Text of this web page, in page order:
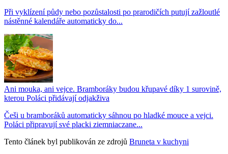
Při vyklízení půdy nebo pozůstalosti po prarodičích putují zažloutlé
nástěnné kalendáře automaticky do...
Ani mouka, ani vejce. Bramboráky budou křupavé díky 1 surovině,
kterou Poláci přidávají odjakživa
Češi u bramboráků automaticky sáhnou po hladké mouce a vejci.
Poláci připravují své placki ziemniaczane...
Tento článek byl publikován ze zdrojů Bruneta v kuchyni